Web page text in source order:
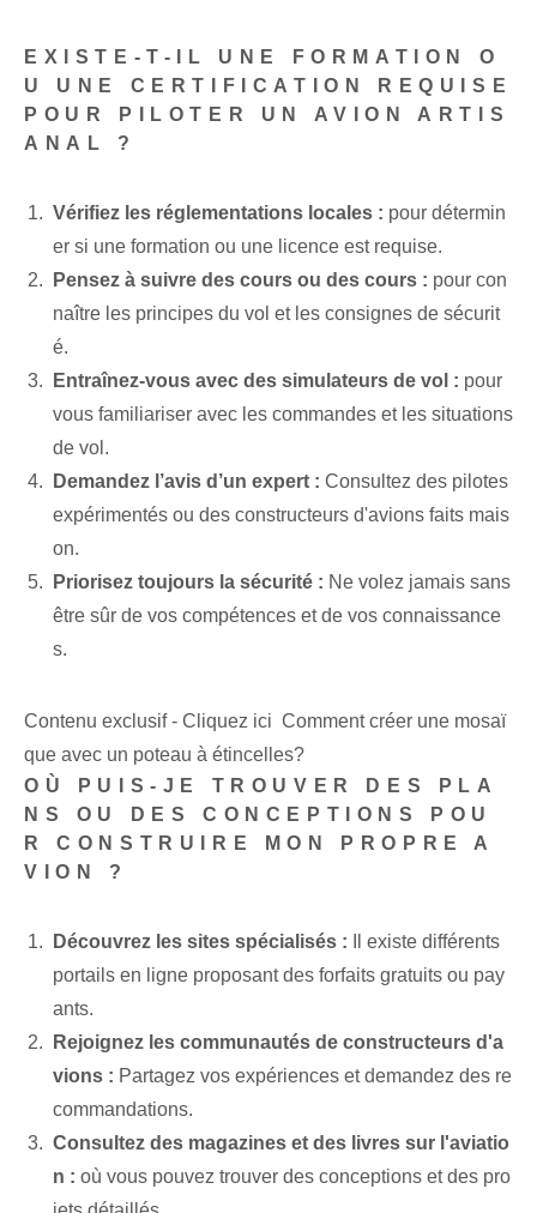
EXISTE-T-IL UNE FORMATION O
U UNE CERTIFICATION REQUISE
POUR PILOTER UN AVION ARTIS
ANAL ?
Vérifiez les réglementations locales : pour détermin
er si une formation ou une licence est requise.
Pensez à suivre des cours ou des cours : pour con
naître les principes du vol et les consignes de sécurit
é.
Entraînez-vous avec des simulateurs de vol : pour
vous familiariser avec les commandes et les situations
de vol.
Demandez l’avis d’un expert : Consultez des pilotes
expérimentés ou des constructeurs d'avions faits mais
on.
Priorisez toujours la sécurité : Ne volez jamais sans
être sûr de vos compétences et de vos connaissance
s.
Contenu exclusif - Cliquez ici Comment créer une mosaï
que avec un poteau à étincelles?
OÙ PUIS-JE TROUVER DES PLA
NS OU DES CONCEPTIONS POU
R CONSTRUIRE MON PROPRE A
VION ?
Découvrez les sites spécialisés : Il existe différents
portails en ligne proposant des forfaits gratuits ou pay
ants.
Rejoignez les communautés de constructeurs d'a
vions : Partagez vos expériences et demandez des re
commandations.
Consultez des magazines et des livres sur l'aviatio
n : où vous pouvez trouver des conceptions et des pro